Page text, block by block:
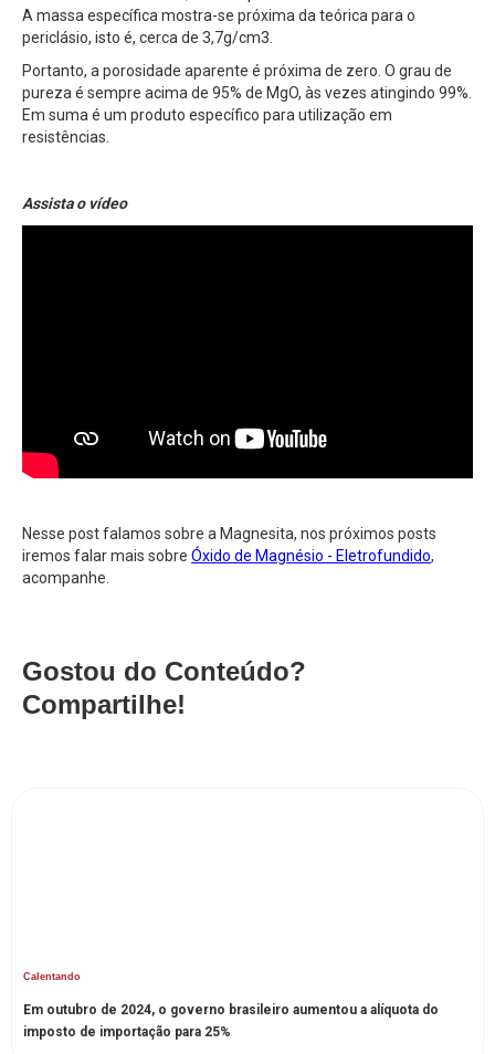
A massa específica mostra-se próxima da teórica para o
periclásio, isto é, cerca de 3,7g/cm3.
Portanto, a porosidade aparente é próxima de zero. O grau de
pureza é sempre acima de 95% de MgO, às vezes atingindo 99%.
Em suma é um produto específico para utilização em
resistências.
Assista o vídeo
Nesse post falamos sobre a Magnesita, nos próximos posts
iremos falar mais sobre Óxido de Magnésio - Eletrofundido,
acompanhe.
Gostou do Conteúdo?
Compartilhe!
Calentando
Em outubro de 2024, o governo brasileiro aumentou a alíquota do
imposto de importação para 25%